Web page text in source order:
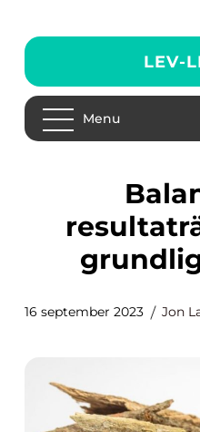
LEV-
Menu
Balans och
16 september 2023 Jon